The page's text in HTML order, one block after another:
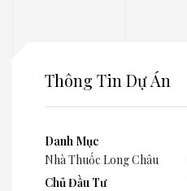
Thông Tin Dự Án
Danh Mục
Nhà Thuốc Long Châu
Chủ Đầu Tư